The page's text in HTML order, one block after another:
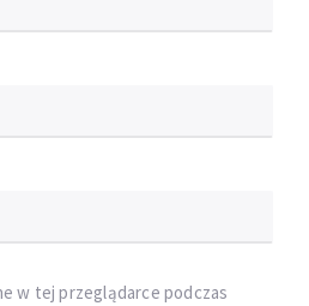
w tej przeglądarce podczas